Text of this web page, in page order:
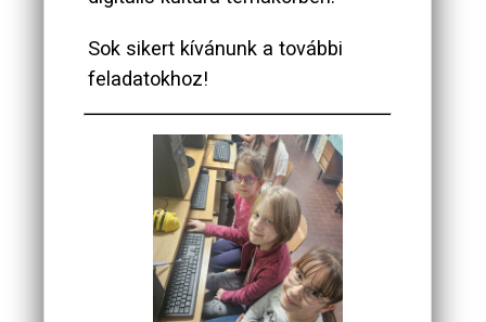
Sok sikert kívánunk a további
feladatokhoz!